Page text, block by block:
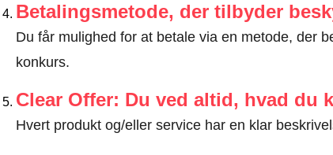
Betalingsmetode, der tilbyder
Du får mulighed for at betale via en metode, der
konkurs.
Clear Offer: Du ved altid, hvad du
Hvert produkt og/eller service har en klar